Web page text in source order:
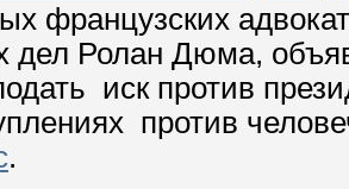
французских
дел Ролан Дюма,
иск против
против
.